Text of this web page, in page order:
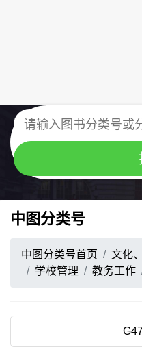
中图分类号
中图分类号首页 文化
学校管理
教务工作